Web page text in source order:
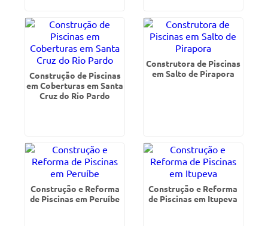
Construção de Piscinas
em Coberturas em Santa
Cruz do Rio Pardo
Construtora de Piscinas
em Salto de Pirapora
Construção e Reforma
de Piscinas em Peruíbe
Construção e Reforma
de Piscinas em Itupeva